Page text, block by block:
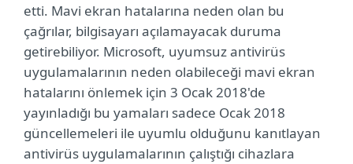
etti. Mavi ekran hatalarına neden olan bu
çağrılar, bilgisayarı açılamayacak duruma
getirebiliyor. Microsoft, uyumsuz antivirüs
uygulamalarının neden olabileceği mavi ekran
hatalarını önlemek için 3 Ocak 2018'de
yayınladığı bu yamaları sadece Ocak 2018
güncellemeleri ile uyumlu olduğunu kanıtlayan
antivirüs uygulamalarının çalıştığı cihazlara